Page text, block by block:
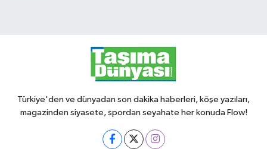
Türkiye'den ve dünyadan son dakika haberleri, köşe yazıları,
magazinden siyasete, spordan seyahate her konuda Flow!